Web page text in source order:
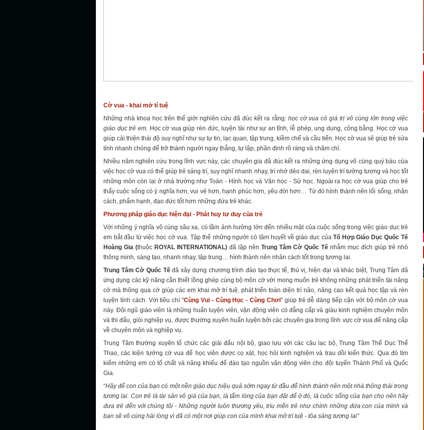
Cờ vua - khai mở tí tuệ
Những nhà khoa học trên thế giới nghiên cứu đã đúc kết ra rằng: học cờ vua có giá trị vô cùng lớn trong việc
giáo dục trẻ em. Học cờ vua giúp rèn đức, luyện tài như sự an tĩnh, lễ phép, ung dung, công bằng. Học cờ vua
giúp cải thiện thái độ suy nghĩ như sự tự tin, lạc quan, tập trung, kiềm chế và cầu tiến. Học cờ vua sẽ giúp trẻ sửa
tính nhanh chóng để trở thành người ngay thẳng, tự lập, phân định rõ ràng và chăm chỉ.
Nhiều năm nghiên cứu trong lĩnh vực này, các chuyên gia đã đúc kết ra những ứng dụng vô cùng quý báu của
việc học cờ vua có thể giúp trẻ sáng trí, suy nghĩ nhanh nhạy, trí nhớ dẻo dai, rèn luyện trí tưởng tượng và học tốt
những môn còn lại ở nhà trường như Toán - Hình học và Văn học - Sử học. Ngoài ra học cờ vua giúp cho trẻ
thấy cuộc sống có ý nghĩa hơn, vui vẻ hơn, hạnh phúc hơn, yêu đời hơn… Từ đó hình thành nên lối sống, nhân
cách, phẩm hạnh, đạo đức tốt hơn những đứa trẻ khác.
Phương pháp giáo dục hiện đại - Phát huy tư duy của trẻ
Với những ý nghĩa vô cùng sâu xa, có tầm ảnh hưởng lớn đến nhiều mặt của cuộc sống trong việc giáo dục trẻ
em bắt đầu từ việc học cờ vua. Tập thể những người có tâm huyết về giáo dục củaTổ Hợp Giáo Dục Quốc Tế
Hoàng Gia (thuộc ROYAL INTERNATIONAL)đã lập nên Trung Tâm Cờ Quốc Tế nhằm mục đích giúp trẻ nhỏ
thông minh, sáng tạo, nhanh nhạy, tập trung… hình thành nên nhân cách tốt trong tương lai.
Trung Tâm Cờ Quốc Tếđã xây dựng chương trình đào tạo thực tế, thú vị, hiện đại và khác biệt, Trung Tâm đã
ứng dụng các kỹ năng cần thiết lồng ghép cùng bộ môn cờ với mong muốn trẻ không những phát triển tài năng
cờ mà thông qua cờ giúp các em khai mở trí tuệ, phát triển toàn diện trí não, nâng cao kết quả học tập và rèn
luyện tính cách. Với tiêu chí "Cùng Vui - Cùng Học - Cùng Chơi" giúp trẻ dễ dàng tiếp cận với bộ môn cờ vua
này. Đội ngũ giáo viên là những huấn luyện viên, vận động viên có đẳng cấp và giàu kinh nghiệm chuyên môn
và thi đấu, giỏi nghiệp vụ, được thường xuyên huấn luyện bởi các chuyên gia trong lĩnh vực cờ vua để nâng cấp
về chuyên môn và nghiệp vụ.
Trung Tâm thường xuyên tổ chức các giải đấu nội bộ, giao lưu với các câu lạc bộ, Trung Tâm Thể Dục Thể
Thao, các kiện tướng cờ vua để học viên được cọ xát, học hỏi kinh nghiệm và trau dồi kiến thức. Qua đó tìm
kiếm những em có tố chất và năng khiếu để đào tạo nguồn vận động viên cho đội tuyển Thành Phố và Quốc
Gia.
“Hãy để con của bạn có một nền giáo dục hiệu quả sớm ngay từ đầu để hình thành nên một nhà thông thái trong
tương lai. Con trẻ là tài sản vô giá của bạn, là tấm lòng của bạn đặt để ở đó, là cuộc sống của bạn cho nên hãy
đưa trẻ đến với chúng tôi - Những người luôn thương yêu, trìu mến trẻ như chính những đứa con của mình và
bạn sẽ vô cùng hài lòng vì đã có một nơi giúp con của mình khai mở trí tuệ - tỏa sáng tương lai”